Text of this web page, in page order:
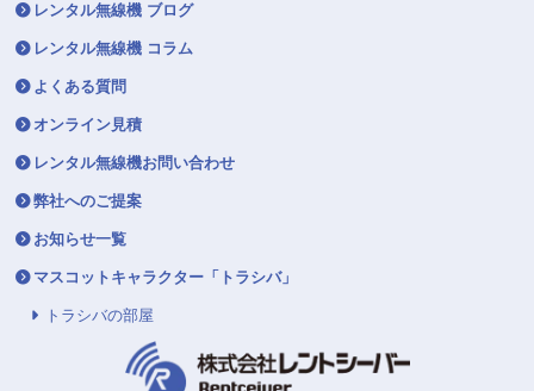
レンタル無線機 ブログ
レンタル無線機 コラム
よくある質問
オンライン見積
レンタル無線機お問い合わせ
弊社へのご提案
お知らせ一覧
マスコットキャラクター「トラシバ」
トラシバの部屋